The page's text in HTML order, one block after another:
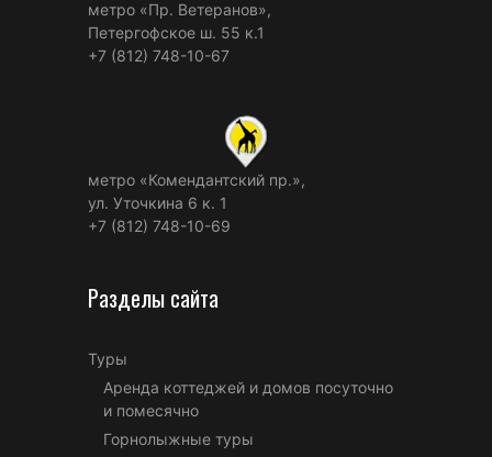
метро «Пр. Ветеранов»,
Петергофское ш. 55 к.1
+7 (812) 748-10-67
метро «Комендантский пр.»,
ул. Уточкина 6 к. 1
+7 (812) 748-10-69
Разделы сайта
Туры
Аренда коттеджей и домов посуточно
и помесячно
Горнолыжные туры